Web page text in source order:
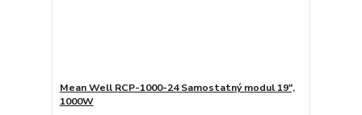
Mean Well RCP-1000-24 Samostatný modul 19",
1000W